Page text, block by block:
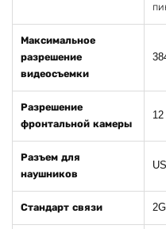
Максимальное
разрешение
видеосъемки
Разрешение
фронтальной камеры
Разъем для
наушников
Стандарт связи